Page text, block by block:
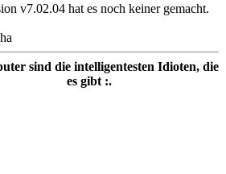
v7.02.04 hat es noch keiner gemacht.
sind die intelligentesten Idioten, die
es gibt :.